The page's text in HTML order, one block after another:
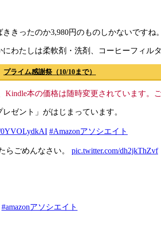
きったのか3,980円のものしかないです
にわたしは柔軟剤・洗剤、コーヒーフィル
プライム感謝祭（10/10まで）
本の価格は随時変更されています
ゼント」がはじまっています。
0YVOLydkAI #Amazonアソシエイト
らごめんなさい。 pic.twitter.com/dh2jkThZvf
#amazonアソシエイト